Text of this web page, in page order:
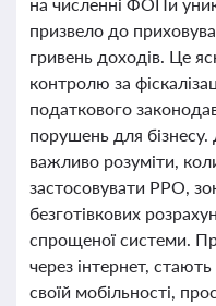
призвело до
гривень доходів. Це
контролю за
податкового
порушень для
важливо розуміти,
застосовувати РРО,
безготівкових
спрощеної системи.
через інтернет,
своїй мобільності,